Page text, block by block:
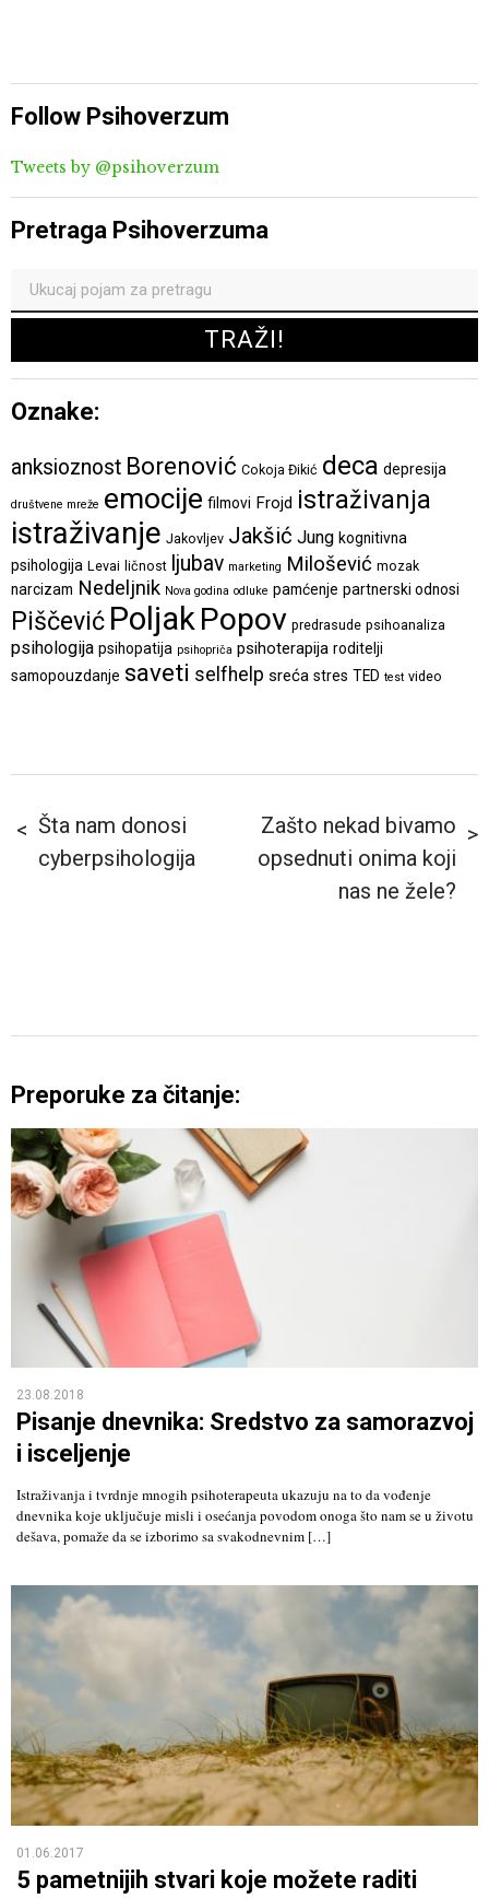
Follow Psihoverzum
Tweets by @psihoverzum
Pretraga Psihoverzuma
Oznake:
anksioznost Borenović Cokoja Đikić deca depresija
društvene mreže emocije filmovi Frojd istraživanja
istraživanje Jakovljev Jakšić Jung kognitivna
psihologija Levai ličnost ljubav marketing Milošević mozak
narcizam Nedeljnik Nova godina odluke pamćenje partnerski odnosi
Piščević Poljak Popov predrasude psihoanaliza
psihologija psihopatija psihopriča psihoterapija roditelji
samopouzdanje saveti selfhelp sreća stres TED test video
Šta nam donosi
cyberpsihologija
Zašto nekad bivamo
opsednuti onima koji
nas ne žele?
Preporuke za čitanje:
23.08.2018
Pisanje dnevnika: Sredstvo za samorazvoj
i isceljenje
Istraživanja i tvrdnje mnogih psihoterapeuta ukazuju na to da vođenje
dnevnika koje uključuje misli i osećanja povodom onoga što nam se u životu
dešava, pomaže da se izborimo sa svakodnevnim […]
01.06.2017
5 pametnijih stvari koje možete raditi